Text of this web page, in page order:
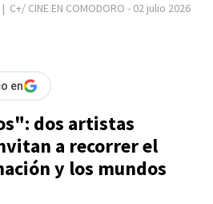
| C+/ CINE EN COMODORO - 02 julio 2026
en
dos artistas
a recorrer el
y los mundos